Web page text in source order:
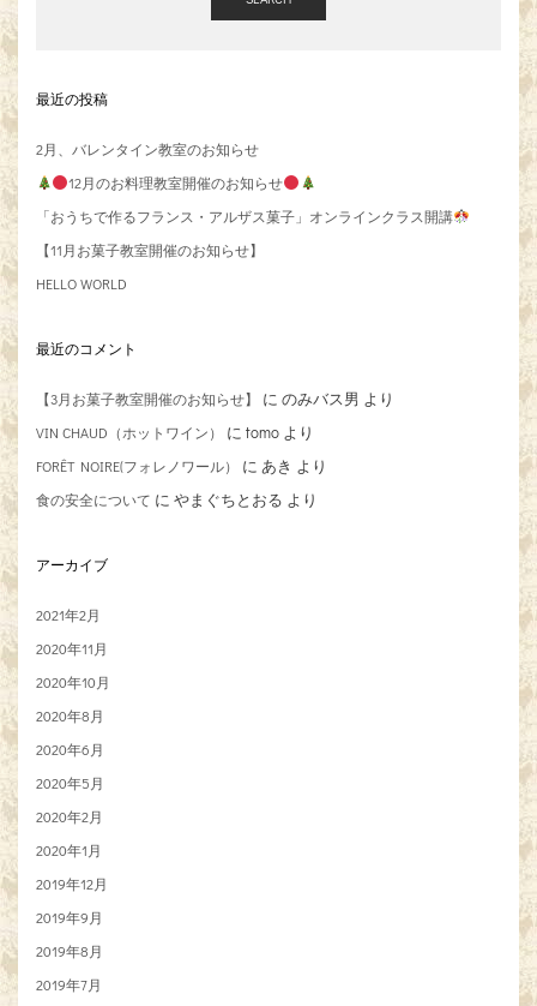
最近の投稿
2月、バレンタイン教室のお知らせ
12月のお料理教室開催のお知らせ
「おうちで作るフランス・アルザス菓子」オンラインクラス開講
【11月お菓子教室開催のお知らせ】
HELLO WORLD
最近のコメント
【3月お菓子教室開催のお知らせ】 に のみバス男 より
VIN CHAUD（ホットワイン） に tomo より
FORÊT NOIRE(フォレノワール） に あき より
食の安全について に やまぐちとおる より
アーカイブ
2021年2月
2020年11月
2020年10月
2020年8月
2020年6月
2020年5月
2020年2月
2020年1月
2019年12月
2019年9月
2019年8月
2019年7月